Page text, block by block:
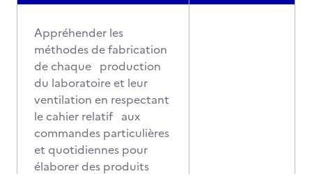
Appréhender les
méthodes de fabrication
de chaque production
du laboratoire et leur
ventilation en respectant
le cahier relatif aux
commandes particulières
et quotidiennes pour
élaborer des produits